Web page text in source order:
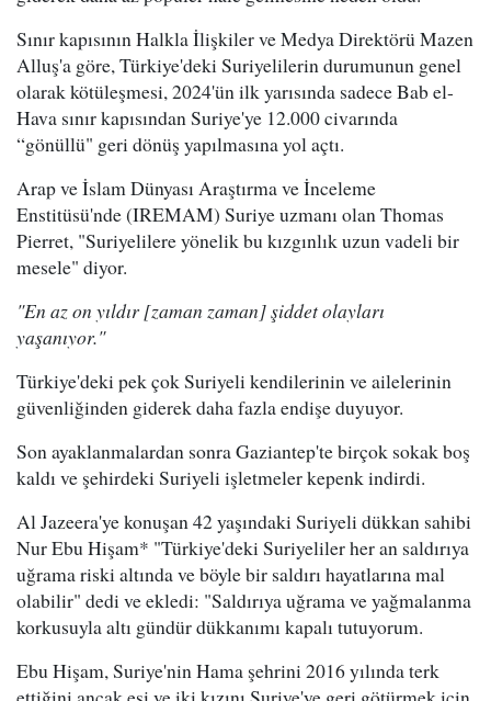
Sınır kapısının Halkla İlişkiler ve Medya Direktörü Mazen
Alluş'a göre, Türkiye'deki Suriyelilerin durumunun genel
olarak kötüleşmesi, 2024'ün ilk yarısında sadece Bab el-
Hava sınır kapısından Suriye'ye 12.000 civarında
“gönüllü" geri dönüş yapılmasına yol açtı.
Arap ve İslam Dünyası Araştırma ve İnceleme
Enstitüsü'nde (IREMAM) Suriye uzmanı olan Thomas
Pierret, "Suriyelilere yönelik bu kızgınlık uzun vadeli bir
mesele" diyor.
"En az on yıldır [zaman zaman] şiddet olayları
yaşanıyor."
Türkiye'deki pek çok Suriyeli kendilerinin ve ailelerinin
güvenliğinden giderek daha fazla endişe duyuyor.
Son ayaklanmalardan sonra Gaziantep'te birçok sokak boş
kaldı ve şehirdeki Suriyeli işletmeler kepenk indirdi.
Al Jazeera'ye konuşan 42 yaşındaki Suriyeli dükkan sahibi
Nur Ebu Hişam* "Türkiye'deki Suriyeliler her an saldırıya
uğrama riski altında ve böyle bir saldırı hayatlarına mal
olabilir" dedi ve ekledi: "Saldırıya uğrama ve yağmalanma
korkusuyla altı gündür dükkanımı kapalı tutuyorum.
Ebu Hişam, Suriye'nin Hama şehrini 2016 yılında terk